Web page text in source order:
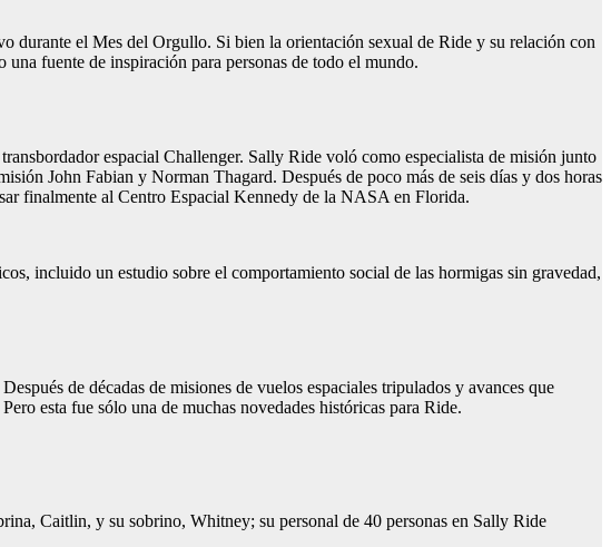
durante el Mes del Orgullo. Si bien la orientación sexual de Ride y su relación con
una fuente de inspiración para personas de todo el mundo.
espacial Challenger. Sally Ride voló como especialista de misión junto
John Fabian y Norman Thagard. Después de poco más de seis días y dos horas
finalmente al Centro Espacial Kennedy de la NASA en Florida.
incluido un estudio sobre el comportamiento social de las hormigas sin gravedad,
de décadas de misiones de vuelos espaciales tripulados y avances que
esta fue sólo una de muchas novedades históricas para Ride.
Caitlin, y su sobrino, Whitney; su personal de 40 personas en Sally Ride